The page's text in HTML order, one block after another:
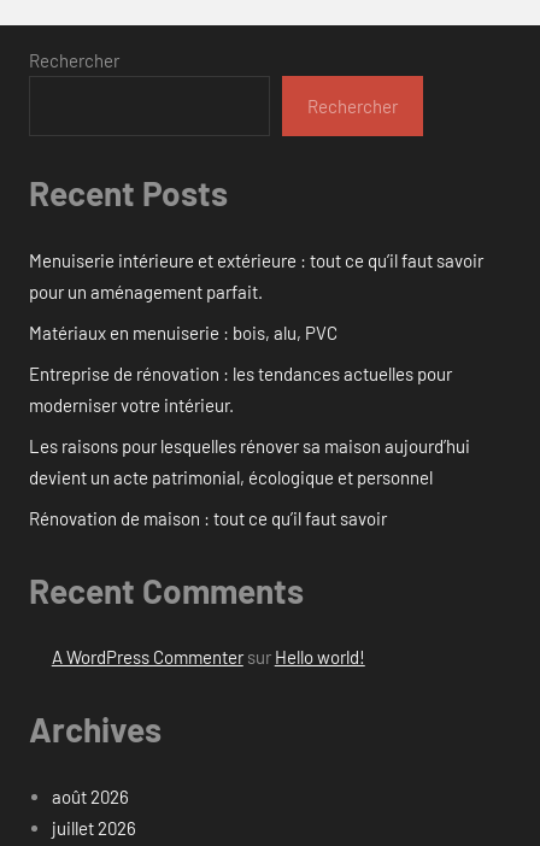
Rechercher
Rechercher
Recent Posts
Menuiserie intérieure et extérieure : tout ce qu’il faut savoir
pour un aménagement parfait.
Matériaux en menuiserie : bois, alu, PVC
Entreprise de rénovation : les tendances actuelles pour
moderniser votre intérieur.
Les raisons pour lesquelles rénover sa maison aujourd’hui
devient un acte patrimonial, écologique et personnel
Rénovation de maison : tout ce qu’il faut savoir
Recent Comments
A WordPress Commentersur Hello world!
Archives
août 2026
juillet 2026